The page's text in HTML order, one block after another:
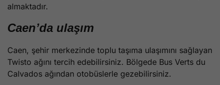
almaktadır.
Caen’da ulaşım
Caen, şehir merkezinde toplu taşıma ulaşımını sağlayan
Twisto ağını tercih edebilirsiniz. Bölgede Bus Verts du
Calvados ağından otobüslerle gezebilirsiniz.